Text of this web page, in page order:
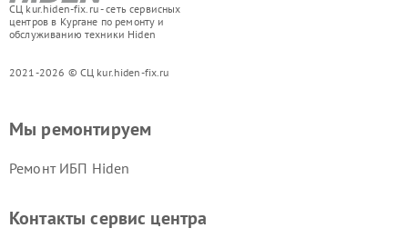
СЦ kur.hiden-fix.ru - сеть сервисных
центров в Кургане по ремонту и
обслуживанию техники Hiden
2021-2026 © СЦ kur.hiden-fix.ru
Мы ремонтируем
Ремонт ИБП Hiden
Контакты сервис центра